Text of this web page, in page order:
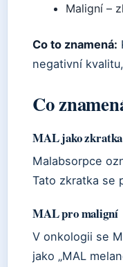
Maligní –
Co to znamená:
negativní
Co
MAL jako
Malabsorpce
Tato zkratka se
MAL pro maligní
V onkologii se
jako „MAL